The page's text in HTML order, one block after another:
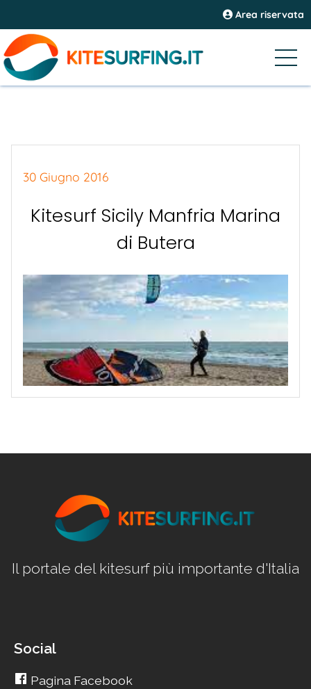
Area riservata
30 Giugno 2016
Kitesurf Sicily Manfria Marina
di Butera
Il portale del kitesurf più importante d'Italia
Social
Pagina Facebook